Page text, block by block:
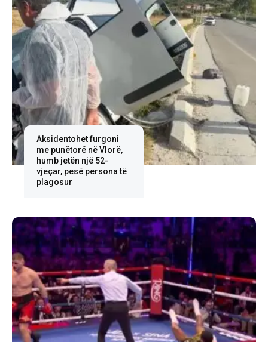
Aksidentohet furgoni
me punëtorë në Vlorë,
humb jetën një 52-
vjeçar, pesë persona të
plagosur